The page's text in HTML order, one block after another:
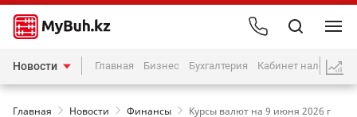
Новости Главная Бизнес Бухгалтерия Кабинет
Главная Новости Финансы Курсы валют на 9 июня 2026 г